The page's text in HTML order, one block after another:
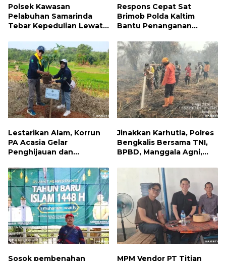
Polsek Kawasan
Pelabuhan Samarinda
Tebar Kepedulian Lewat
Sungai Dama Terima
Bantuan Sosial
Respons Cepat Sat
Brimob Polda Kaltim
Bantu Penanganan
Samarinda
Lestarikan Alam, Korrun
PA Acasia Gelar
Penghijauan dan
Wujudkan Kepedulian
Lingkungan
Jinakkan Karhutla, Polres
Bengkalis Bersama TNI,
BPBD, Manggala Agni,
Berjibaku di Siak Kecil
dan Mandau
Sosok pembenahan MPM Vendor PT Titian